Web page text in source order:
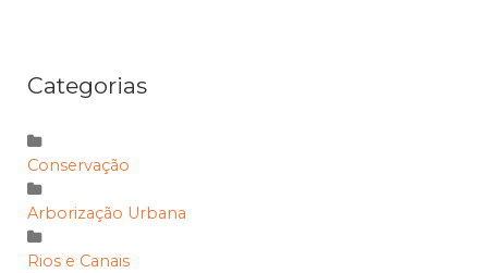
Categorias
Conservação
Arborização Urbana
Rios e Canais